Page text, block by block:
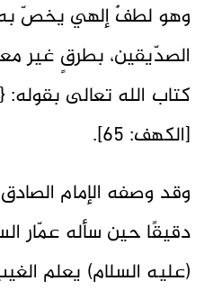
وهو لطفٌ إلهي يخصّ
الصدّيقين، بطرقٍ غير
كتاب الله تعالى بقوله:
[الكهف: 65].
وقد وصفه الإمام
دقيقًا حين سأله عمّار
(عليه السلام) يعلم